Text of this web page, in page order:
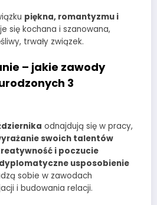
piękna, romantyzmu i
się kochana i szanowana,
trwały związek.
– jakie zawody
3
odnajdują się w pracy,
swoich talentów
i poczucie
dyplomatyczne usposobienie
sobie w zawodach
i budowania relacji.